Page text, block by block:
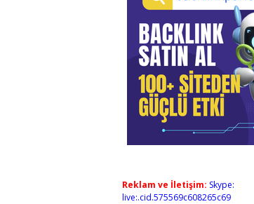
Reklam ve İletişim: Skype:
live:.cid.575569c608265c69